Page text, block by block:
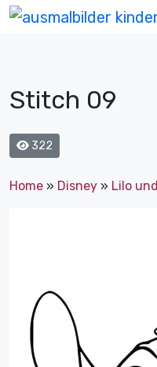
Stitch 09
322
Home » Disney » Lilo